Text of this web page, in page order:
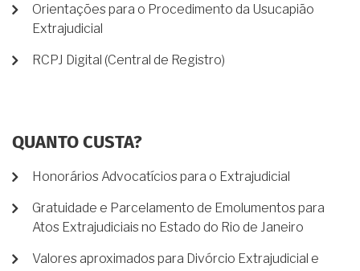
Orientações para o Procedimento da Usucapião
Extrajudicial
RCPJ Digital (Central de Registro)
QUANTO CUSTA?
Honorários Advocatícios para o Extrajudicial
Gratuidade e Parcelamento de Emolumentos para
Atos Extrajudiciais no Estado do Rio de Janeiro
Valores aproximados para Divórcio Extrajudicial e